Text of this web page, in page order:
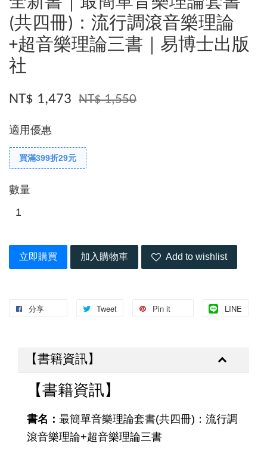
(共四冊)：流行調滾音樂理論
+超音樂理論三書｜易博士出版
社
NT$ 1,473 NT$ 1,550
適用優惠
買滿399折29元
數量
立即購買 加入購物車 Add to wishlist
分享 Tweet Pin it LINE
【書籍資訊】
【書籍資訊】
書名： 最簡單音樂理論套書(共四冊)：流行調
滾音樂理論+超音樂理論三書